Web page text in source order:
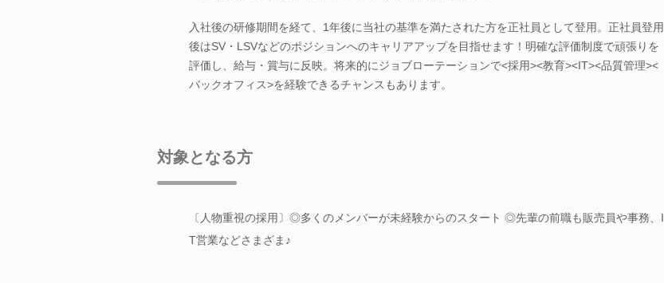
入社後の研修期間を経て、1年後に当社の基準を満たされた方を正社員として登用。正社員登用
後はSV・LSVなどのポジションへのキャリアアップを目指せます！明確な評価制度で頑張りを
評価し、給与・賞与に反映。将来的にジョブローテーションで<採用><教育><IT><品質管理><
バックオフィス>を経験できるチャンスもあります。
対象となる方
〔人物重視の採用〕◎多くのメンバーが未経験からのスタート ◎先輩の前職も販売員や事務、I
T営業などさまざま♪